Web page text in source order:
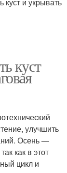
куст
улучшить
Осень —
как в этот
цикл и